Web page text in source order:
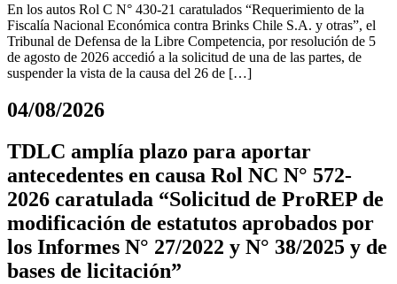
En los autos Rol C N° 430-21 caratulados “Requerimiento de la
Fiscalía Nacional Económica contra Brinks Chile S.A. y otras”, el
Tribunal de Defensa de la Libre Competencia, por resolución de 5
de agosto de 2026 accedió a la solicitud de una de las partes, de
suspender la vista de la causa del 26 de […]
04/08/2026
TDLC amplía plazo para aportar
antecedentes en causa Rol NC N° 572-
2026 caratulada “Solicitud de ProREP de
modificación de estatutos aprobados por
los Informes N° 27/2022 y N° 38/2025 y de
bases de licitación”